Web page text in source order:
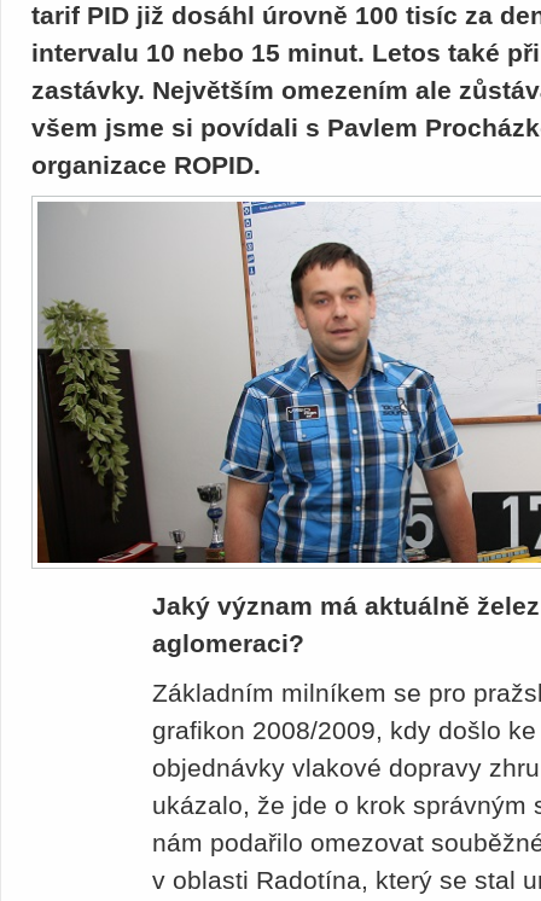
tarif PID již dosáhl úrovně 100 tisíc za
intervalu 10 nebo 15 minut. Letos také
zastávky. Největším omezením ale
všem jsme si povídali s Pavlem
organizace ROPID.
Jaký význam má aktuálně
aglomeraci?
Základním milníkem se pro
grafikon 2008/2009, kdy došlo
objednávky vlakové dopravy
ukázalo, že jde o krok správným
nám podařilo omezovat
v oblasti Radotína, který se stal